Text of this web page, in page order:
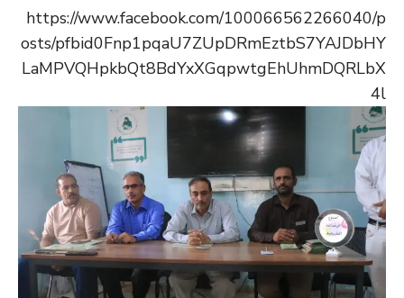
https://www.facebook.com/100066562266040/p
osts/pfbid0Fnp1pqaU7ZUpDRmEztbS7YAJDbHY
LaMPVQHpkbQt8BdYxXGqpwtgEhUhmDQRLbX
4l